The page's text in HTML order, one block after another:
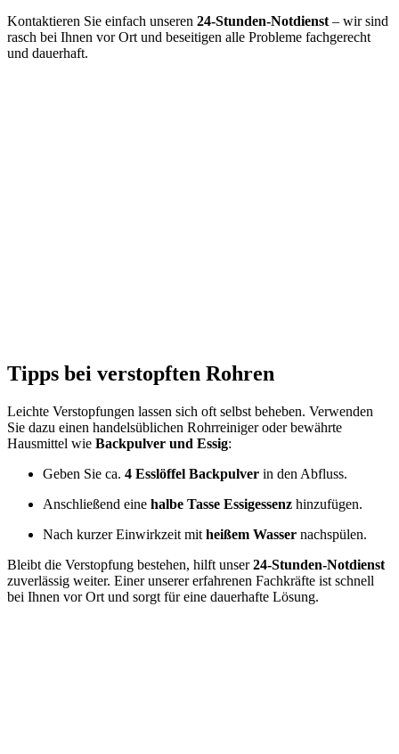
Kontaktieren Sie einfach unseren 24-Stunden-Notdienst – wir sind
rasch bei Ihnen vor Ort und beseitigen alle Probleme fachgerecht
und dauerhaft.
Tipps bei verstopften Rohren
Leichte Verstopfungen lassen sich oft selbst beheben. Verwenden
Sie dazu einen handelsüblichen Rohrreiniger oder bewährte
Hausmittel wie Backpulver und Essig:
Geben Sie ca. 4 Esslöffel Backpulver in den Abfluss.
Anschließend eine halbe Tasse Essigessenz hinzufügen.
Nach kurzer Einwirkzeit mit heißem Wasser nachspülen.
Bleibt die Verstopfung bestehen, hilft unser24-Stunden-Notdienst
zuverlässig weiter. Einer unserer erfahrenen Fachkräfte ist schnell
bei Ihnen vor Ort und sorgt für eine dauerhafte Lösung.